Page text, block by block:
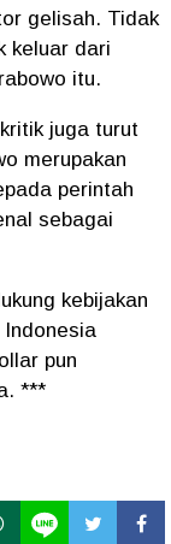
gelisah. Tidak
keluar dari
itu.
juga turut
merupakan
perintah
sebagai
kebijakan
pun
***